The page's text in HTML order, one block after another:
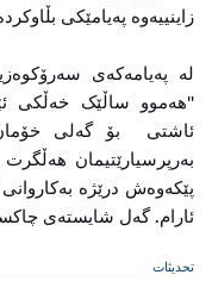
زاینییەوە پەیامێکی
لە پەیامەکەی
''ھەموو ساڵێک خەڵکی
ئاشتی بۆ گەلی خۆمان
بەرپرسیارێتیمان ھەڵگرت
پێکەوەش درێژە
ئارام. گەل شایستەی
تحديثات